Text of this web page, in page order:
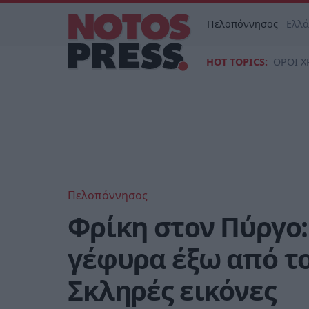
Πελοπόννησος
HOT TOPICS: ΟΡΟΙ
Πελοπόννησος
Φρίκη στον
γέφυρα έξω από
Σκληρές εικόνες